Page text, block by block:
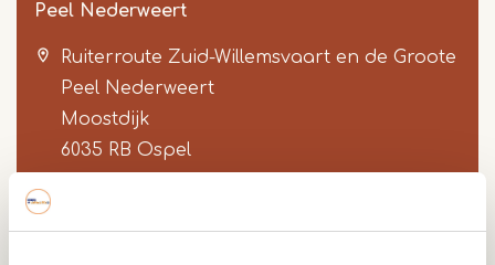
Peel Nederweert
Ruiterroute Zuid-Willemsvaart en de Groote
Peel Nederweert
Moostdijk
6035 RB Ospel